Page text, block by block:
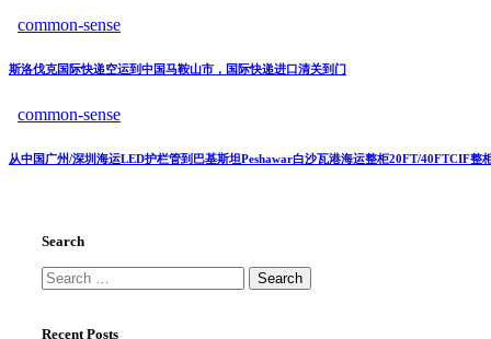
common-sense
斯洛伐克国际快递空运到中国马鞍山市，国际快递进口清关到门
common-sense
从中国广州/深圳海运LED护栏管到巴基斯坦Peshawar白沙瓦港海运整柜20FT/40FTCIF整
Search
Recent Posts